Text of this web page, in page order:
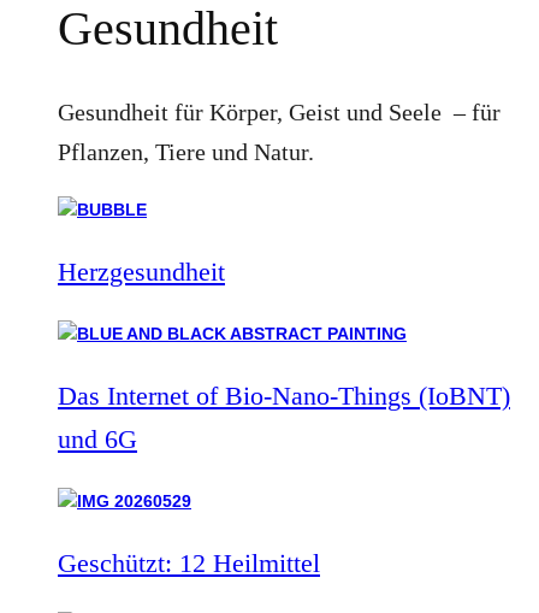
Gesundheit
Gesundheit für Körper, Geist und Seele – für
Pflanzen, Tiere und Natur.
Herzgesundheit
Das Internet of Bio-Nano-Things (IoBNT)
und 6G
Geschützt: 12 Heilmittel